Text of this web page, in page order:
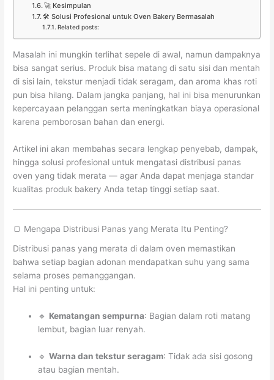
🚀 Kesimpulan
🛠️ Solusi Profesional untuk Oven Bakery Bermasalah
Related posts:
Masalah ini mungkin terlihat sepele di awal, namun dampaknya
bisa sangat serius. Produk bisa matang di satu sisi dan mentah
di sisi lain, tekstur menjadi tidak seragam, dan aroma khas roti
pun bisa hilang. Dalam jangka panjang, hal ini bisa menurunkan
kepercayaan pelanggan serta meningkatkan biaya operasional
karena pemborosan bahan dan energi.
Artikel ini akan membahas secara lengkap penyebab, dampak,
hingga solusi profesional untuk mengatasi distribusi panas
oven yang tidak merata — agar Anda dapat menjaga standar
kualitas produk bakery Anda tetap tinggi setiap saat.
🍞 Mengapa Distribusi Panas yang Merata Itu Penting?
Distribusi panas yang merata di dalam oven memastikan
bahwa setiap bagian adonan mendapatkan suhu yang sama
selama proses pemanggangan.
Hal ini penting untuk:
🔹 Kematangan sempurna: Bagian dalam roti matang
lembut, bagian luar renyah.
🔹Warna dan tekstur seragam: Tidak ada sisi gosong
atau bagian mentah.